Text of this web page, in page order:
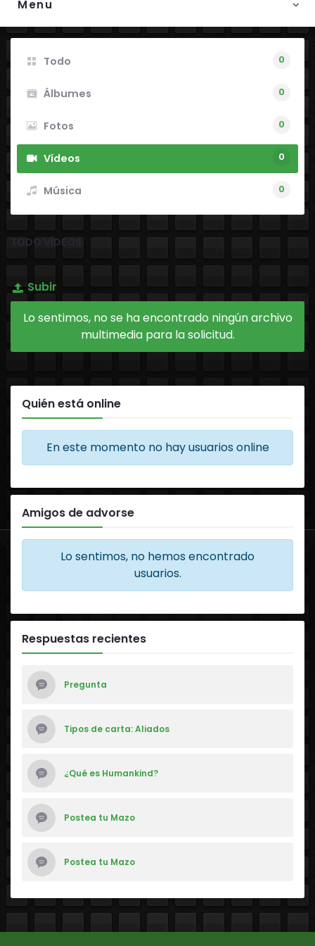
Menu
Todo 0
Álbumes 0
Fotos 0
Vídeos 0
Música 0
TODO VÍDEOS
Subir
Lo sentimos, no se ha encontrado ningún archivo
multimedia para la solicitud.
Quién está online
En este momento no hay usuarios online
Amigos de advorse
Lo sentimos, no hemos encontrado
usuarios.
Respuestas recientes
Pregunta
Tipos de carta: Aliados
¿Qué es Humankind?
Postea tu Mazo
Postea tu Mazo